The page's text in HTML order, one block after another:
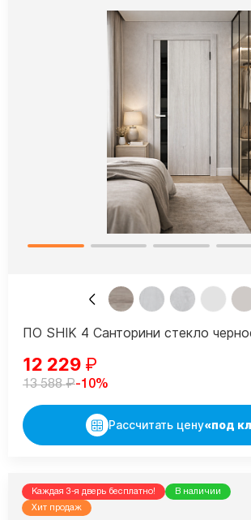
ПО SHIK 4 Санторини стекло
12 229 ₽
13 588₽-10%
Рассчитать цену«под
Каждая 3-я дверь бесплатно!
В наличии
Хит продаж